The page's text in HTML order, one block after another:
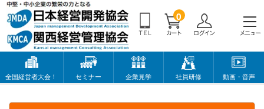
0
全国経営者大会！ セミナー 企業見学 社員研修 動画・音声